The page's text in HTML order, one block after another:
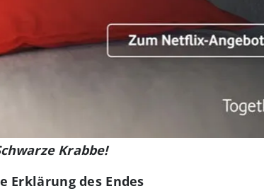
Krabbe!
Erklärung des Endes